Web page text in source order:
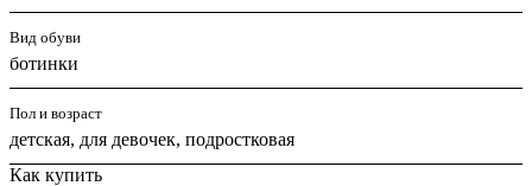
Вид обуви
ботинки
Пол и возраст
детская, для девочек, подростковая
Как купить